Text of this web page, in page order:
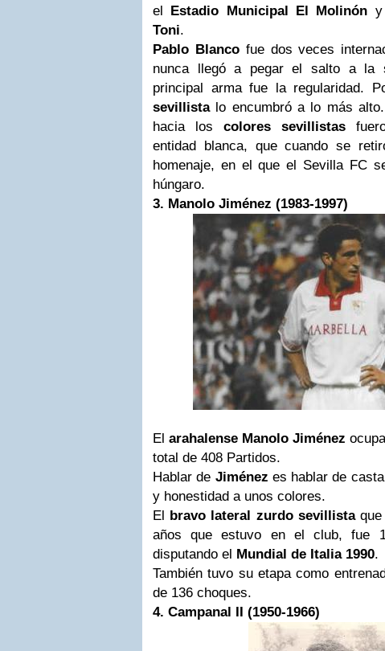
el Estadio Municipal El Molinón
Toni.
Pablo Blancofue dos veces
nunca llegó a pegar el salto a la
principal arma fue la regularidad.
sevillista lo encumbró a lo más
hacia los colores sevillistas
entidad blanca, que cuando se
homenaje, en el que el Sevilla FC
húngaro.
3. Manolo Jiménez (1983-1997)
Elarahalense Manolo Jiménez
total de 408 Partidos.
Hablar de Jiménez es hablar de
y honestidad a unos colores.
El bravo lateral zurdo sevillistaque
años que estuvo en el club, fue
disputando el Mundial de Italia 1990.
También tuvo su etapa como
de 136 choques.
4. Campanal II (1950-1966)